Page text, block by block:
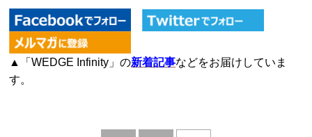
▲「WEDGE Infinity」の新着記事などをお届けしていま
す。